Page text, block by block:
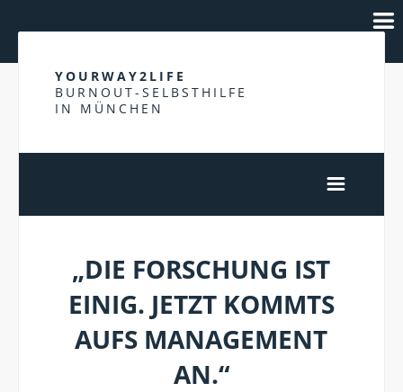
YOURWAY2LIFE
BURNOUT-SELBSTHILFE
IN MÜNCHEN
„DIE FORSCHUNG IST
EINIG. JETZT KOMMTS
AUFS MANAGEMENT
AN.“